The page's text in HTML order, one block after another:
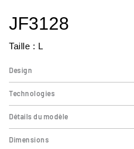
JF3128
Taille : L
Design
Technologies
Détails du modèle
Dimensions